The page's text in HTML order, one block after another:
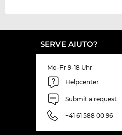
SERVE AIUTO?
Mo-Fr 9-18 Uhr
Helpcenter
Submit a request
+41 61 588 00 96